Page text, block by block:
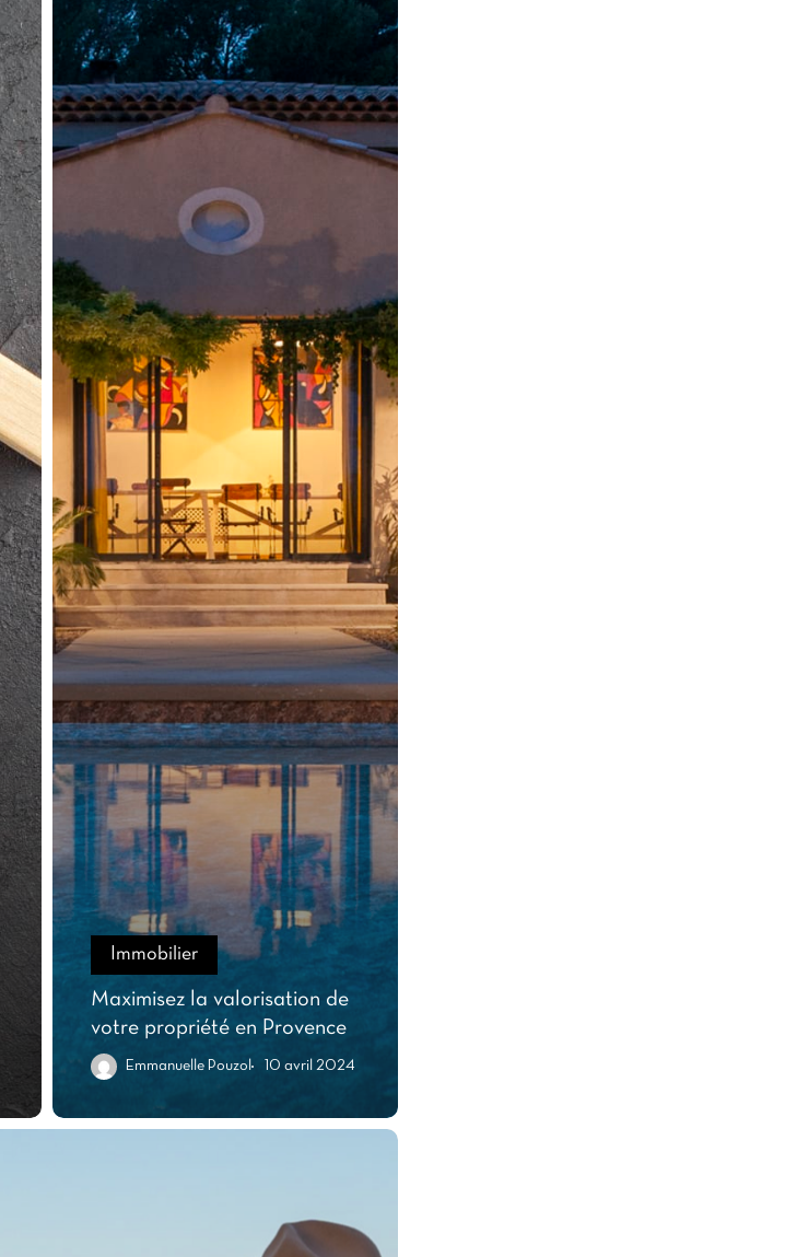
Immobilier
Maximisez la valorisation de
votre propriété en Provence
Emmanuelle Pouzol 10 avril 2024